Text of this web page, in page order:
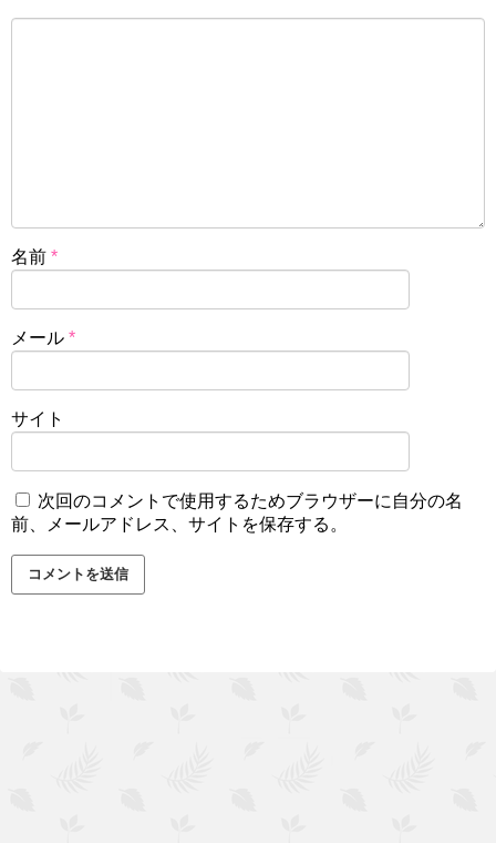
名前 *
メール *
サイト
次回のコメントで使用するためブラウザーに自分の名
前、メールアドレス、サイトを保存する。